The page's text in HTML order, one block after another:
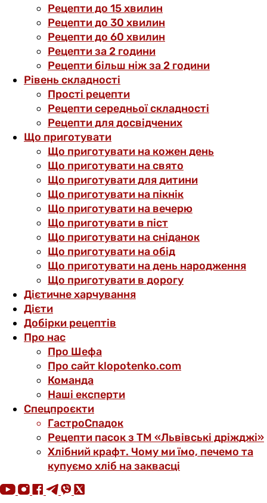
Рецепти до 15 хвилин
Рецепти до 30 хвилин
Рецепти до 60 хвилин
Рецепти за 2 години
Рецепти більш ніж за 2 години
Рівень складності
Прості рецепти
Рецепти середньої складності
Рецепти для досвідчених
Що приготувати
Що приготувати на кожен день
Що приготувати на свято
Що приготувати для дитини
Що приготувати на пікнік
Що приготувати на вечерю
Що приготувати в піст
Що приготувати на сніданок
Що приготувати на обід
Що приготувати на день народження
Що приготувати в дорогу
Дієтичне харчування
Дієти
Добірки рецептів
Про нас
Про Шефа
Про сайт klopotenko.com
Команда
Наші експерти
Спецпроєкти
ГастроСпадок
Рецепти пасок з ТМ «Львівські дріжджі»
Хлібний крафт. Чому ми їмо, печемо та
купуємо хліб на заквасці